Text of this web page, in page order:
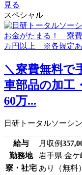
見る
スペシャル
＼寮費無料
車部品の加工
60万...
日研トータルソーシ
給与 月収例
勤務地
岩手県 金ケ
寮・社宅 あり（無料）